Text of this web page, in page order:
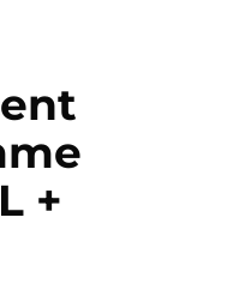
+